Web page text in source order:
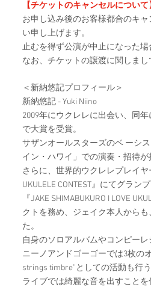
【チケットのキャンセルについて
お申し込み後のお客様都合のキ
い申し上げます。
止むを得ず公演が中止になった場
なお、チケットの譲渡に関しま
＜新納悠記プロフィール＞
新納悠記 - Yuki Niino
2009年にウクレレに出会い、同
で大賞を受賞。
サザンオールスターズのベ ーシ
イン・ハワイ」での演奏・招待が
さらに、世界的ウクレレプレイ
UKULELE CONTEST』にてグラン
『JAKE SHIMABUKURO I LOVE
クトを務め、ジェイク本人から
た。
自身のソロアルバムやコンピー
ニーノアンドゴーゴーでは3枚の
strings timbre”としての活動も行う
ライブでは綺麗な音を出すこと